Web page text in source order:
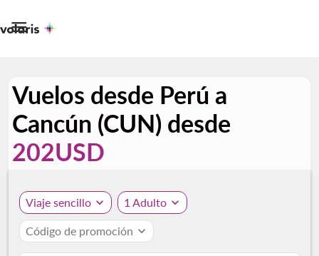

Vuelos desde Perú a
Cancún (CUN) desde
202USD
Viaje sencillo expand_more 1 Adulto expand_more
Código de promoción expand_more